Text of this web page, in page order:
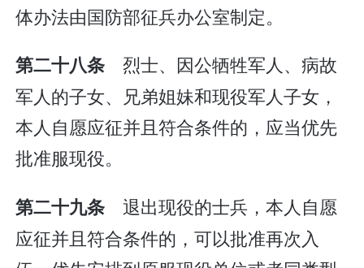
体办法由国防部征兵办公室制定。
第二十八条 烈士、因公牺牲军人、病故
军人的子女、兄弟姐妹和现役军人子女，
本人自愿应征并且符合条件的，应当优先
批准服现役。
第二十九条 退出现役的士兵，本人自愿
应征并且符合条件的，可以批准再次入